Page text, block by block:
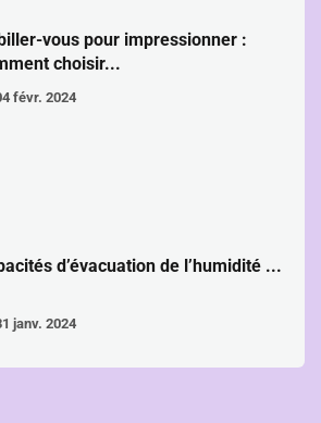
vous pour impressionner :
choisir...
févr. 2024
d’évacuation de l’humidité ...
janv. 2024